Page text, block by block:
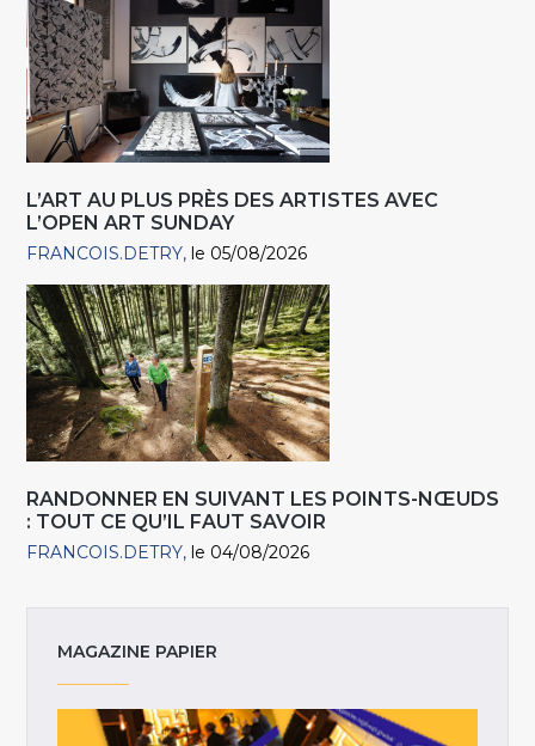
L’ART AU PLUS PRÈS DES ARTISTES AVEC
L’OPEN ART SUNDAY
FRANCOIS.DETRY le 05/08/2026
RANDONNER EN SUIVANT LES POINTS-NŒUDS
: TOUT CE QU’IL FAUT SAVOIR
FRANCOIS.DETRY le 04/08/2026
MAGAZINE PAPIER